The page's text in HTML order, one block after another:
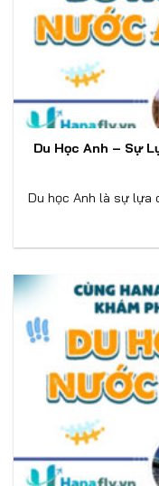
Du Học Anh – Sự
Du học Anh là sự lựa